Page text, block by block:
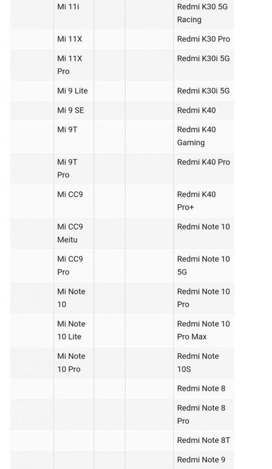
给鹰视界打赏
2 元 10 元
20 自定义
付费内容
忘记密码？